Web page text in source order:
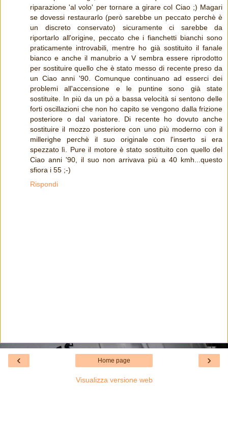
riparazione 'al volo' per tornare a girare col Ciao ;) Magari
se dovessi restaurarlo (però sarebbe un peccato perchè è
un discreto conservato) sicuramente ci sarebbe da
riportarlo all'origine, peccato che i fianchetti bianchi sono
praticamente introvabili, mentre ho già sostituito il fanale
bianco e anche il manubrio a V sembra essere riprodotto
per sostituire quello che è stato messo di recente preso da
un Ciao anni '90. Comunque continuano ad esserci dei
problemi all'accensione e le puntine sono già state
sostituite. In più da un pò a bassa velocità si sentono delle
forti oscillazioni che non ho capito se vengono dalla frizione
posteriore o dal variatore. Di recente ho dovuto anche
sostituire il mozzo posteriore con uno più moderno con il
millerighe perchè il suo originale con l'inserto si era
spezzato lì. Pure il motore è stato sostituito con quello del
Ciao anni '90, il suo non arrivava più a 40 kmh...questo
sfiora i 55 ;-)
Rispondi
‹ ›
Home page
Visualizza versione web